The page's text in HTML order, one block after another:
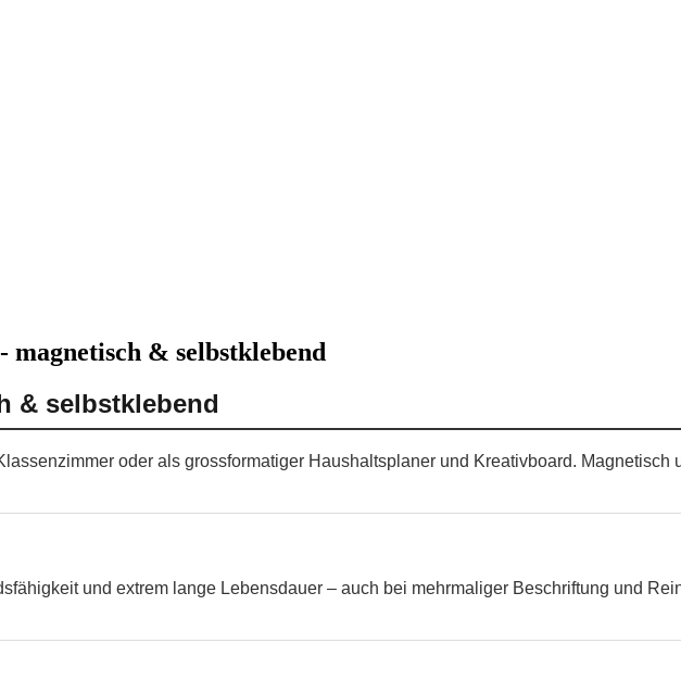
magnetisch & selbstklebend
& selbstklebend
oder als grossformatiger Haushaltsplaner und Kreativboard. Magnetisch
und extrem lange Lebensdauer – auch bei mehrmaliger Beschriftung und